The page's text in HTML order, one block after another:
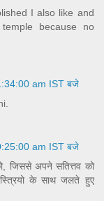
I also like and
because no
am IST बजे
am IST बजे
जिससे अपने सतित्तव को
के साथ जलते हुए